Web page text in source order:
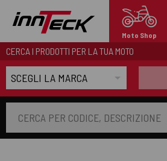
Moto Shop
CERCA I PRODOTTI PER LA TUA MOTO